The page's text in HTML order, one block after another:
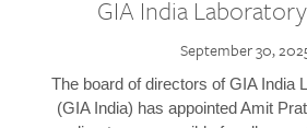
GIA India
September 30,
The board of directors of GIA India
(GIA India) has appointed Amit